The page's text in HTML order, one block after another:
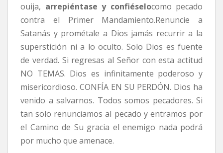
ouija, arrepiéntase y confiéselocomo pecado
contra el Primer Mandamiento.Renuncie a
Satanás y prométale a Dios jamás recurrir a la
superstición ni a lo oculto. Solo Dios es fuente
de verdad. Si regresas al Señor con esta actitud
NO TEMAS. Dios es infinitamente poderoso y
misericordioso. CONFÍA EN SU PERDÓN. Dios ha
venido a salvarnos. Todos somos pecadores. Si
tan solo renunciamos al pecado y entramos por
el Camino de Su gracia el enemigo nada podrá
por mucho que amenace.